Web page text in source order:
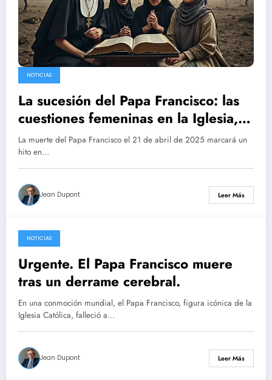
NOTICIAS
La sucesión del Papa Francisco: las
cuestiones femeninas en la Iglesia,
los conflictos en Ucrania y Gaza,
¿cuáles son los desafíos para el
futuro pontífice?
La muerte del Papa Francisco el 21 de abril de 2025 marcará un
hito en…
Jean Dupont Leer Más
22 April 2025
NOTICIAS
Urgente. El Papa Francisco muere
tras un derrame cerebral.
En una conmoción mundial, el Papa Francisco, figura icónica de la
Iglesia Católica, falleció a…
Jean Dupont Leer Más